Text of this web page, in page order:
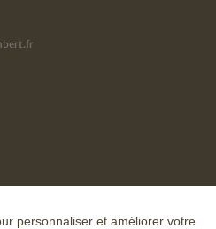
personnaliser et améliorer votre